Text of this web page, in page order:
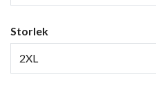
Storlek
2XL